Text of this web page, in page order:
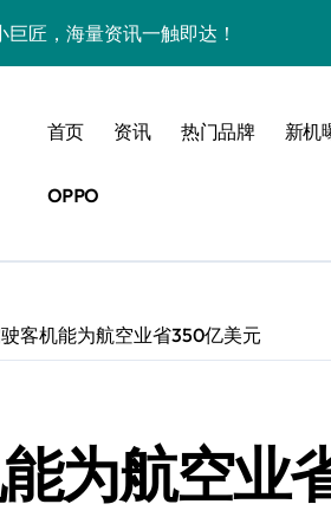
匠，海量资讯一触即达！
用功能抢先揭秘，速来围观！
！手机管家带你探新亮点
题潮翻天！
睛！
颜秘籍曝光
叠屏新风尚，一手掌控未来！
首页 资讯 热门品牌 新机
OPPO
客机能为航空业省350亿美元
为航空业